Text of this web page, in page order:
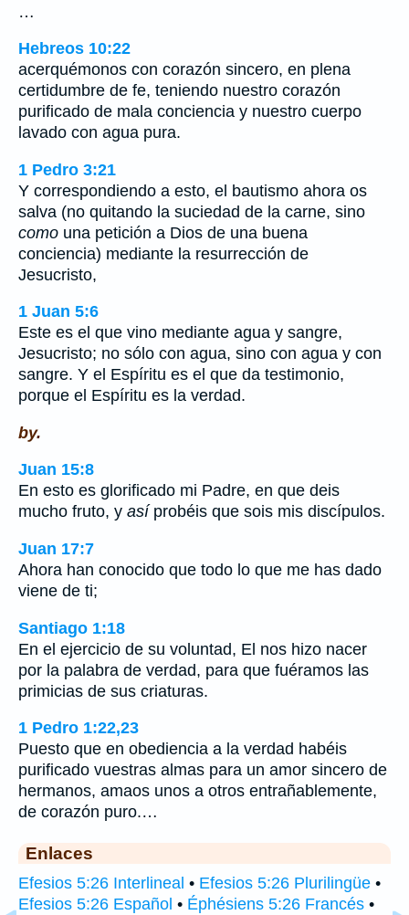
…
Hebreos 10:22
acerquémonos con corazón sincero, en plena
certidumbre de fe, teniendo nuestro corazón
purificado de mala conciencia y nuestro cuerpo
lavado con agua pura.
1 Pedro 3:21
Y correspondiendo a esto, el bautismo ahora os
salva (no quitando la suciedad de la carne, sino
como una petición a Dios de una buena
conciencia) mediante la resurrección de
Jesucristo,
1 Juan 5:6
Este es el que vino mediante agua y sangre,
Jesucristo; no sólo con agua, sino con agua y con
sangre. Y el Espíritu es el que da testimonio,
porque el Espíritu es la verdad.
by.
Juan 15:8
En esto es glorificado mi Padre, en que deis
mucho fruto, y asíprobéis que sois mis discípulos.
Juan 17:7
Ahora han conocido que todo lo que me has dado
viene de ti;
Santiago 1:18
En el ejercicio de su voluntad, El nos hizo nacer
por la palabra de verdad, para que fuéramos las
primicias de sus criaturas.
1 Pedro 1:22,23
Puesto que en obediencia a la verdad habéis
purificado vuestras almas para un amor sincero de
hermanos, amaos unos a otros entrañablemente,
de corazón puro.…
Enlaces
Efesios 5:26 Interlineal • Efesios 5:26 Plurilingüe •
Efesios 5:26 Español • Éphésiens 5:26 Francés •